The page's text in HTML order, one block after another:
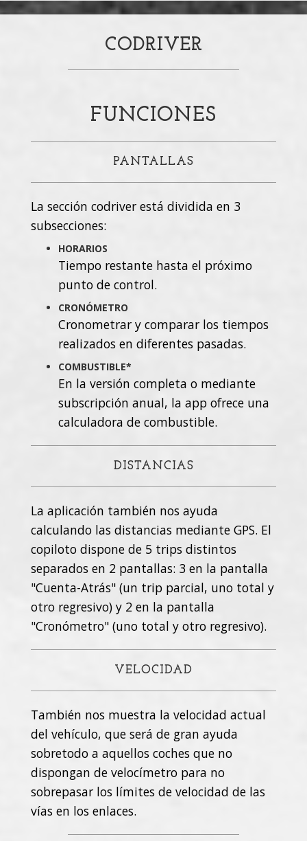
CODRIVER
FUNCIONES
PANTALLAS
La sección codriver está dividida en 3
subsecciones:
HORARIOS
Tiempo restante hasta el próximo
punto de control.
CRONÓMETRO
Cronometrar y comparar los tiempos
realizados en diferentes pasadas.
COMBUSTIBLE*
En la versión completa o mediante
subscripción anual, la app ofrece una
calculadora de combustible.
DISTANCIAS
La aplicación también nos ayuda
calculando las distancias mediante GPS. El
copiloto dispone de 5 trips distintos
separados en 2 pantallas: 3 en la pantalla
"Cuenta-Atrás" (un trip parcial, uno total y
otro regresivo) y 2 en la pantalla
"Cronómetro" (uno total y otro regresivo).
VELOCIDAD
También nos muestra la velocidad actual
del vehículo, que será de gran ayuda
sobretodo a aquellos coches que no
dispongan de velocímetro para no
sobrepasar los límites de velocidad de las
vías en los enlaces.